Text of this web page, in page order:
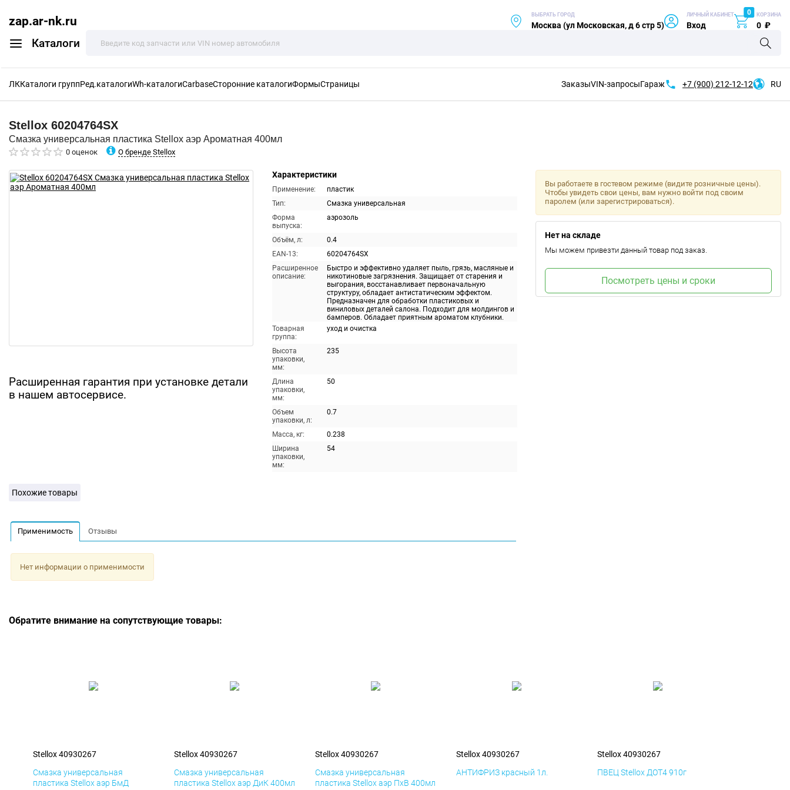
zap.ar-nk.ru
Каталоги
ВЫБРАТЬ ГОРОД
Москва (ул Московская, д 6 стр 5)
ЛИЧНЫЙ КАБИНЕТ
Вход
0 КОРЗИНА
0 ₽
ЛККаталоги группРед.каталогиWh-каталогиCarbaseСторонние каталогиФормыСтраницы ЗаказыVIN-запросыГараж +7 (900) 212-12-12 RU
Stellox 60204764SX
Смазка универсальная пластика Stellox аэр Ароматная 400мл
0 оценок О бренде Stellox
Расширенная гарантия при установке детали
в нашем автосервисе.
Характеристики
Применение:
пластик
Тип:
Смазка универсальная
Форма
выпуска:
аэрозоль
Объём, л:
0.4
EAN-13:
60204764SX
Расширенное
описание:
Быстро и эффективно удаляет пыль, грязь, масляные и
никотиновые загрязнения. Защищает от старения и
выгорания, восстанавливает первоначальную
структуру, обладает антистатическим эффектом.
Предназначен для обработки пластиковых и
виниловых деталей салона. Подходит для молдингов и
бамперов. Обладает приятным ароматом клубники.
Товарная
группа:
уход и очистка
Высота
упаковки,
мм:
235
Длина
упаковки,
мм:
50
Объем
упаковки, л:
0.7
Масса, кг:
0.238
Ширина
упаковки,
мм:
54
Вы работаете в гостевом режиме (видите розничные цены).
Чтобы увидеть свои цены, вам нужно войти под своим
паролем (или зарегистрироваться).
Нет на складе
Мы можем привезти данный товар под заказ.
Посмотреть цены и сроки
Похожие товары
Применимость Отзывы
Нет информации о применимости
Обратите внимание на сопутствующие товары:
Stellox 40930267
Смазка универсальная
пластика Stellox аэр БмД
Stellox 40930267
Смазка универсальная
пластика Stellox аэр ДиК 400мл
Stellox 40930267
Смазка универсальная
пластика Stellox аэр ПхВ 400мл
Stellox 40930267
АНТИФРИЗ красный 1л.
Stellox 40930267
ПВЕЦ Stellox ДОТ4 910г